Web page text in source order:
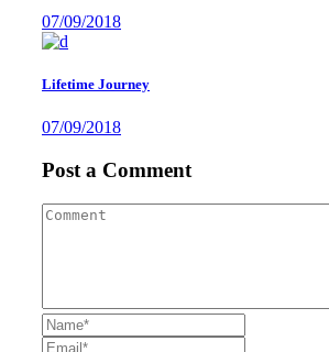
07/09/2018
Lifetime Journey
07/09/2018
Post a Comment